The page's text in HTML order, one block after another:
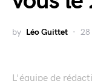
by Léo Guittet
L'équipe de